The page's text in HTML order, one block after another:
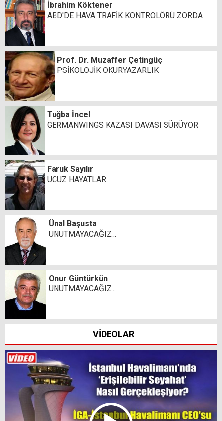
İbrahim Köktener
ABD'DE HAVA TRAFİK KONTROLÖRÜ ZORDA
Prof. Dr. Muzaffer Çetingüç
PSİKOLOJİK OKURYAZARLIK
Tuğba İncel
GERMANWINGS KAZASI DAVASI SÜRÜYOR
Faruk Sayılır
UCUZ HAYATLAR
Ünal Başusta
UNUTMAYACAĞIZ…
Onur Güntürkün
UNUTMAYACAĞIZ...
VİDEOLAR